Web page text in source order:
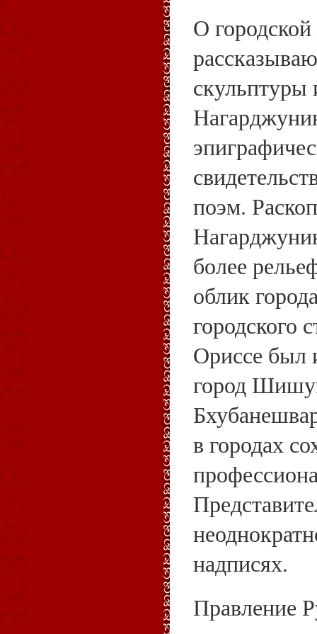
О
скульптуры
поэм.
более
облик
городского
Ориссе был
город
в городах
надписях.
Правление